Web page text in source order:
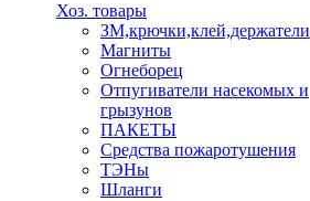
Хоз. товары
ЗМ,крючки,клей,держатели
Магниты
Огнеборец
Отпугиватели насекомых и
грызунов
ПАКЕТЫ
Средства пожаротушения
ТЭНы
Шланги